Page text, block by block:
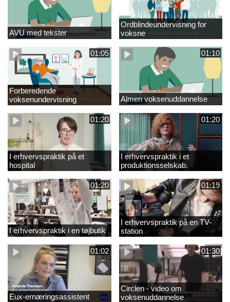
AVU med tekster
Ordblindeundervisning for
voksne
01:05
Forberedende
voksenundervisning
01:10
Almen voksenuddannelse
01:20
I erhvervspraktik på et
hospital
01:20
I erhvervspraktik i et
produktionsselskab.
01:20
I erhvervspraktik i en tøjbutik
01:19
I erhvervspraktik på en TV-
station
01:02
Eux-ernæringsassistent
01:30
Circlen - video om
voksenuddannelse